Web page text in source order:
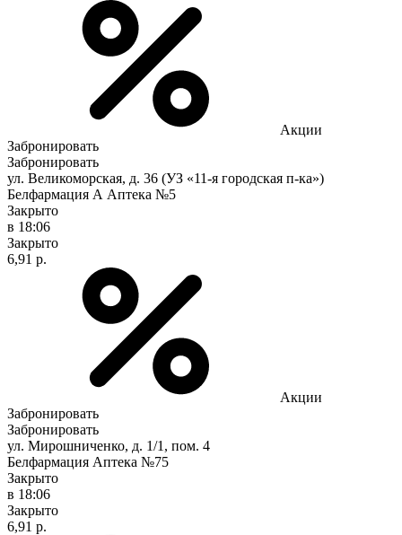
Акции
Забронировать
Забронировать
ул. Великоморская, д. 36 (УЗ «11-я городская п-ка»)
Белфармация А Аптека №5
Закрыто
в 18:06
Закрыто
6,91 р.
Акции
Забронировать
Забронировать
ул. Мирошниченко, д. 1/1, пом. 4
Белфармация Аптека №75
Закрыто
в 18:06
Закрыто
6,91 р.